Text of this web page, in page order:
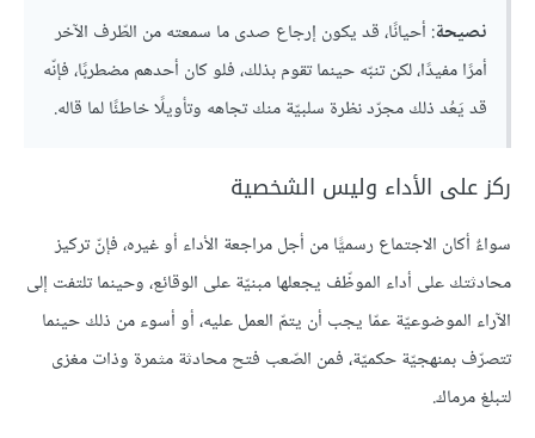
نصيحة: أحيانًا، قد يكون إرجاع صدى ما سمعته من الطّرف الآخر
أمرًا مفيدًا، لكن تنبّه حينما تقوم بذلك، فلو كان أحدهم مضطربًا، فإنّه
قد يَعُد ذلك مجرّد نظرة سلبيّة منك تجاهه وتأويلًا خاطئًا لما قاله.
‏ركز على الأداء وليس الشخصية
سواءٌ أكان الاجتماع رسميًّا من أجل مراجعة الأداء أو غيره، فإنّ تركيز
محادثتك على أداء الموظّف يجعلها مبنيّة على الوقائع، وحينما تلتفت إلى
الآراء الموضوعيّة عمّا يجب أن يتمّ العمل عليه، أو أسوء من ذلك حينما
تتصرّف بمنهجيّة حكميّة، فمن الصّعب فتح محادثة مثمرة وذات مغزى
لتبلغ مرماك.